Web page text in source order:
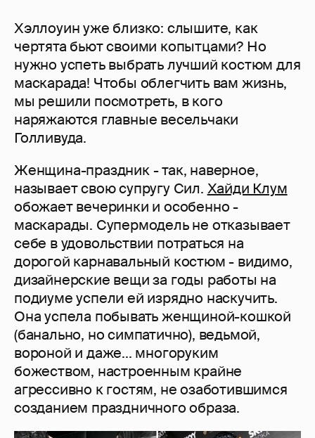
Хэллоуин уже близко: слышите, как
чертята бьют своими копытцами? Но
нужно успеть выбрать лучший костюм для
маскарада! Чтобы облегчить вам жизнь,
мы решили посмотреть, в кого
наряжаются главные весельчаки
Голливуда.
Женщина-праздник - так, наверное,
называет свою супругу Сил. Хайди Клум
обожает вечеринки и особенно -
маскарады. Супермодель не отказывает
себе в удовольствии потраться на
дорогой карнавальный костюм - видимо,
дизайнерские вещи за годы работы на
подиуме успели ей изрядно наскучить.
Она успела побывать женщиной-кошкой
(банально, но симпатично), ведьмой,
вороной и даже... многоруким
божеством, настроенным крайне
агрессивно к гостям, не озаботившимся
созданием праздничного образа.